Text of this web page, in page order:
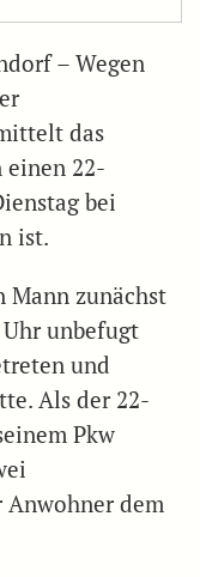
– Wegen
das
einen 22-
bei
ist.
Mann zunächst
unbefugt
und
Als der 22-
Pkw
dem